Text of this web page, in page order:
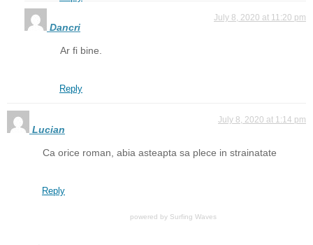
Dancri
July 8, 2020 at 11:20 pm
Ar fi bine.
Reply
Lucian
July 8, 2020 at 1:14 pm
Ca orice roman, abia asteapta sa plece in strainatate
Reply
powered by Surfing Waves